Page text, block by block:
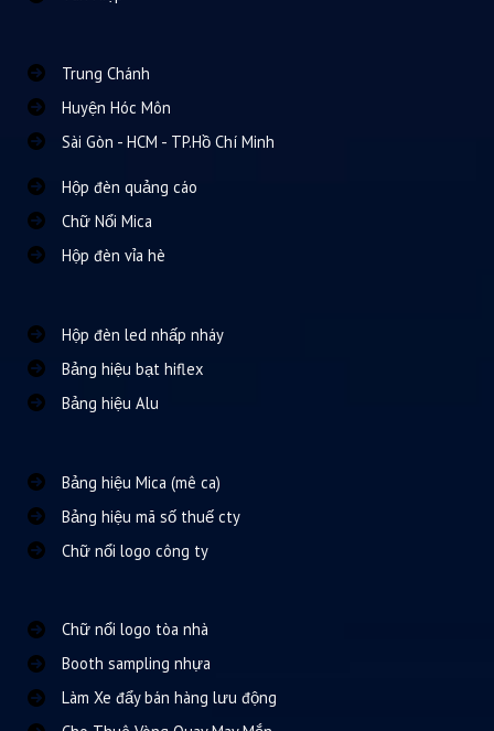
Trung Chánh
Huyện Hóc Môn
Sài Gòn - HCM - TP.Hồ Chí Minh
Hộp đèn quảng cáo
Chữ Nổi Mica
Hộp đèn vỉa hè
Hộp đèn led nhấp nháy
Bảng hiệu bạt hiflex
Bảng hiệu Alu
Bảng hiệu Mica (mê ca)
Bảng hiệu mã số thuế cty
Chữ nổi logo công ty
Chữ nổi logo tòa nhà
Booth sampling nhựa
Làm Xe đẩy bán hàng lưu động